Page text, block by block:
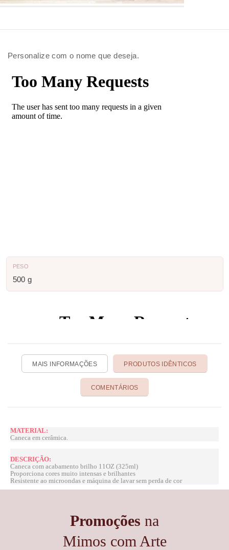
Personalize com o nome que deseja.
PESO
500 g
MAIS INFORMAÇÕES PRODUTOS IDÊNTICOS
COMENTÁRIOS
MATERIAL:
Caneca em cerâmica.
DESCRIÇÃO:
Caneca com acabamento brilho 11OZ (325ml)
Proporciona cores muito intensas e brilhantes
Resistente ao microondas e máquina de lavar sem perda de cor
Promoções na
Mimos com Arte